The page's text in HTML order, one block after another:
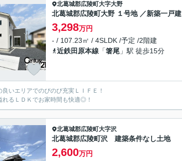
北葛城郡広陵町大字大野
北葛城郡広陵町大野 １号地 ／新築一戸建
3,298万円
- / 107.23㎡ / 4SLDK /予定 /2階建
近鉄田原本線 「箸尾 」駅 徒歩15分
いエリアでのびのび充実ＬＩＦＥ！
れるＬＤＫでお家時間も快適◎！
北葛城郡広陵町大字沢
北葛城郡広陵町沢 建築条件なし土地
2,600万円